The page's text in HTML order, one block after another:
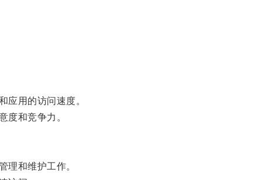
用的访问速度。
和竞争力。
和维护工作。